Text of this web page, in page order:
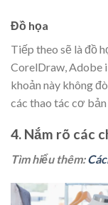
Đồ họa
Tiếp theo sẽ là đồ
CorelDraw, Adobe
khoản này không
các thao tác cơ bản
4. Nắm rõ các
Tìm hiểu thêm: